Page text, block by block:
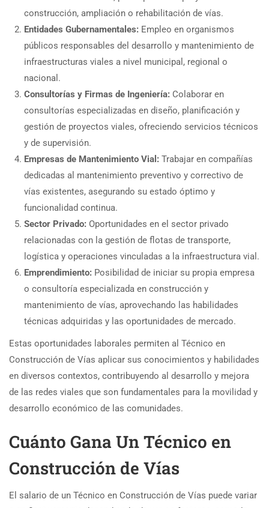
construcción, ampliación o rehabilitación de vías.
Entidades Gubernamentales: Empleo en organismos
públicos responsables del desarrollo y mantenimiento de
infraestructuras viales a nivel municipal, regional o
nacional.
Consultorías y Firmas de Ingeniería: Colaborar en
consultorías especializadas en diseño, planificación y
gestión de proyectos viales, ofreciendo servicios técnicos
y de supervisión.
Empresas de Mantenimiento Vial: Trabajar en compañías
dedicadas al mantenimiento preventivo y correctivo de
vías existentes, asegurando su estado óptimo y
funcionalidad continua.
Sector Privado: Oportunidades en el sector privado
relacionadas con la gestión de flotas de transporte,
logística y operaciones vinculadas a la infraestructura vial.
Emprendimiento: Posibilidad de iniciar su propia empresa
o consultoría especializada en construcción y
mantenimiento de vías, aprovechando las habilidades
técnicas adquiridas y las oportunidades de mercado.
Estas oportunidades laborales permiten al Técnico en
Construcción de Vías aplicar sus conocimientos y habilidades
en diversos contextos, contribuyendo al desarrollo y mejora
de las redes viales que son fundamentales para la movilidad y
desarrollo económico de las comunidades.
Cuánto Gana Un Técnico en
Construcción de Vías
El salario de un Técnico en Construcción de Vías puede variar